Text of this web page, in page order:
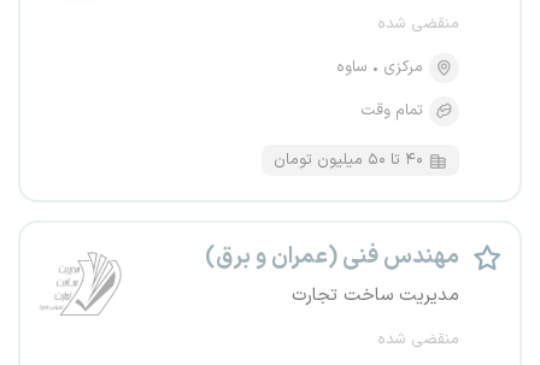
منقضی شده
مرکزی
ساوه
تمام وقت
۴۰ تا ۵۰ میلیون تومان
مهندس فنی (عمران و برق)
مدیریت ساخت تجارت
منقضی شده